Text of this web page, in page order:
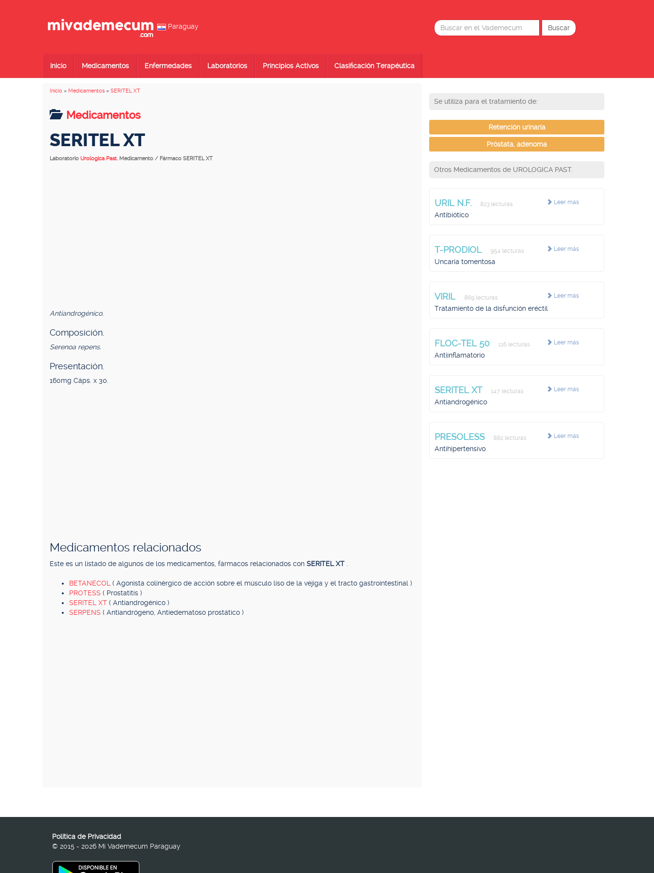
Paraguay
Inicio Medicamentos Enfermedades Laboratorios Principios Activos Clasificación Terapéutica
Inicio » Medicamentos » SERITEL XT
Medicamentos
SERITEL XT
Laboratorio Urologica Past. Medicamento / Fármaco SERITEL XT
Antiandrogénico.
Composición.
Serenoa repens.
Presentación.
160mg Cáps. x 30.
Medicamentos relacionados
Este es un listado de algunos de los medicamentos, fármacos relacionados con SERITEL XT
BETANECOL ( Agonista colinérgico de acción sobre el músculo liso de la vejiga y el tracto gastrointestinal )
PROTESS ( Prostatitis )
SERITEL XT ( Antiandrogénico )
SERPENS ( Antiandrógeno, Antiedematoso prostático )
Se utiliza para el tratamiento de:
Retención urinaria
Próstata, adenoma
Otros Medicamentos de UROLOGICA PAST.
Leer más
URIL N.F. 823 lecturas
Antibiótico
Leer más
T-PRODIOL 954 lecturas
Uncaria tomentosa
Leer más
VIRIL 869 lecturas
Tratamiento de la disfunción eréctil
Leer más
FLOC-TEL 50 116 lecturas
Antiinflamatorio
Leer más
SERITEL XT 147 lecturas
Antiandrogénico
Leer más
PRESOLESS 882 lecturas
Antihipertensivo
Política de Privacidad
© 2015 - 2026 Mi Vademecum Paraguay